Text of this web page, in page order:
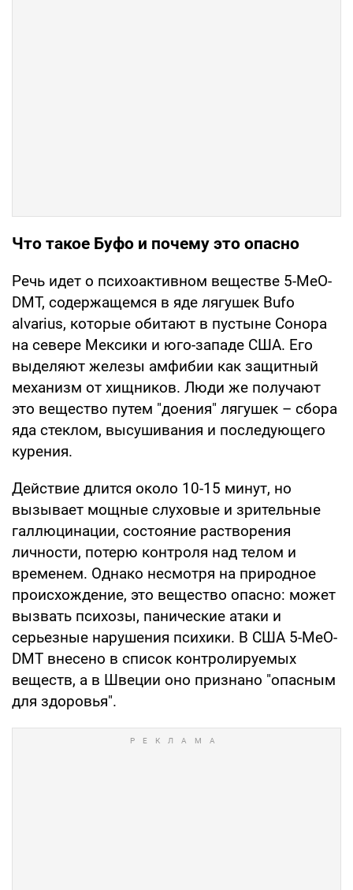
Что такое Буфо и почему это опасно
Речь идет о психоактивном веществе 5-MeO-
DMT, содержащемся в яде лягушек Bufo
alvarius, которые обитают в пустыне Сонора
на севере Мексики и юго-западе США. Его
выделяют железы амфибии как защитный
механизм от хищников. Люди же получают
это вещество путем "доения" лягушек – сбора
яда стеклом, высушивания и последующего
курения.
Действие длится около 10-15 минут, но
вызывает мощные слуховые и зрительные
галлюцинации, состояние растворения
личности, потерю контроля над телом и
временем. Однако несмотря на природное
происхождение, это вещество опасно: может
вызвать психозы, панические атаки и
серьезные нарушения психики. В США 5-MeO-
DMT внесено в список контролируемых
веществ, а в Швеции оно признано "опасным
для здоровья".